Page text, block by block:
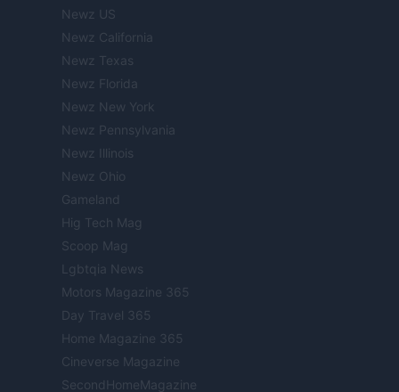
Newz US
Newz California
Newz Texas
Newz Florida
Newz New York
Newz Pennsylvania
Newz Illinois
Newz Ohio
Gameland
Hig Tech Mag
Scoop Mag
Lgbtqia News
Motors Magazine 365
Day Travel 365
Home Magazine 365
Cineverse Magazine
SecondHomeMagazine